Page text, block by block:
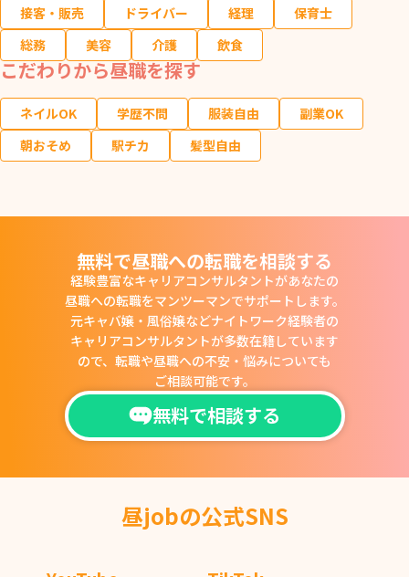
接客・販売
ドライバー 経理
保育士
総務
美容 介護 飲食
こだわりから昼職を探す
ネイルOK 学歴不問 服装自由
副業OK
朝おそめ
駅チカ 髪型自由
無料で昼職への転職を相談する
経験豊富なキャリアコンサルタントがあなたの
昼職への転職をマンツーマンでサポートします。
元キャバ嬢・風俗嬢などナイトワーク経験者の
キャリアコンサルタントが多数在籍しています
ので、 転職や昼職への不安・悩みについても
ご相談可能です。
無料で相談する
昼jobの公式SNS